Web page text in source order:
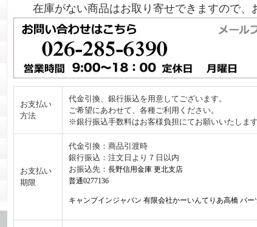
在庫がない商品はお取り寄せできますので、
お支払い
方法
代金引換、銀行振込を用意してございます。
ご希望にあわせて、各種ご利用ください。
※銀行振込手数料はお客様負担にてお願いいたします
お支払い
期限
代金引換：商品引渡時
銀行振込：注文日より７日以内
お振込先： 長野信用金庫 更北支店
普通0277136
キャンプインジャパン 有限会社かーいんてりあ高橋 パ